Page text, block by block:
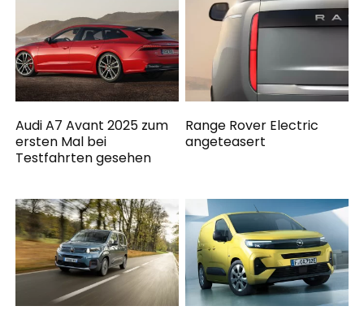
Audi A7 Avant 2025 zum
ersten Mal bei
Testfahrten gesehen
Range Rover Electric
angeteasert